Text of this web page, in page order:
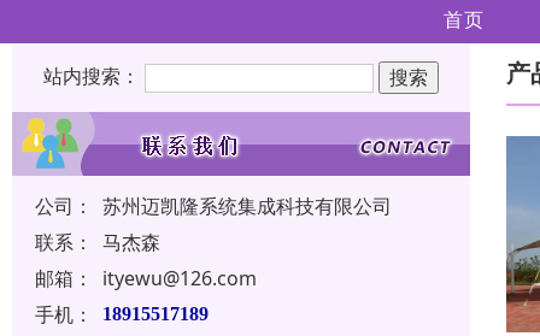
首页
站内搜索：
公司：
苏州迈凯隆系统集成科技有限公司
联系：
马杰森
邮箱：
ityewu@126.com
手机：
18915517189
产